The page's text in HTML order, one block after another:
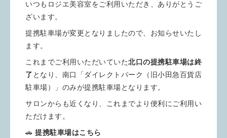
いつもロジエ美容室をご利用いただき、ありがとうご
ざいます。
提携駐車場が変更となりましたので、お知らせいたし
ます。
これまでご利用いただいていた北口の提携駐車場は終
了 となり、南口「ダイレクトパーク（旧小田急百貨店
駐車場）」のみが提携駐車場となります。
サロンからも近くなり、これまでより便利にご利用い
ただけます。
🚗 提携駐車場はこちら